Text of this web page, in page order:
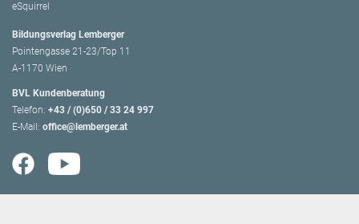
eSquirrel
Bildungsverlag Lemberger
Pointengasse 21-23/Top 11
A-1170 Wien
BVL Kundenberatung
Telefon: +43 / (0)650 / 33 24 997
E-Mail: office@lemberger.at